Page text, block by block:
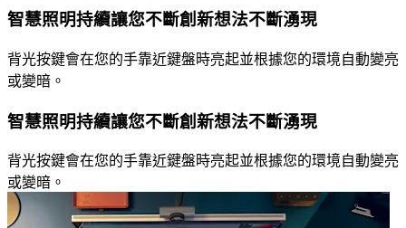
智慧照明持續讓您不斷創新想法不斷湧現
背光按鍵會在您的手靠近鍵盤時亮起並根據您的環境自動變亮
或變暗。
智慧照明持續讓您不斷創新想法不斷湧現
背光按鍵會在您的手靠近鍵盤時亮起並根據您的環境自動變亮
或變暗。